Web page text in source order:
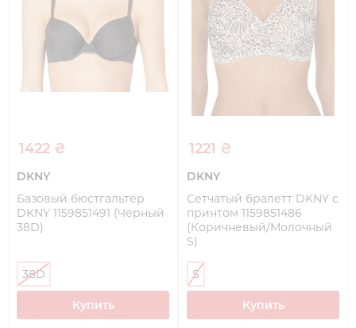
1422 ₴
DKNY
Базовый бюстгальтер
DKNY 1159851491 (Черный
38D)
38D
Купить
1221 ₴
DKNY
Сетчатый бралетт DKNY с
принтом 1159851486
(Коричневый/Молочный
S)
S
Купить